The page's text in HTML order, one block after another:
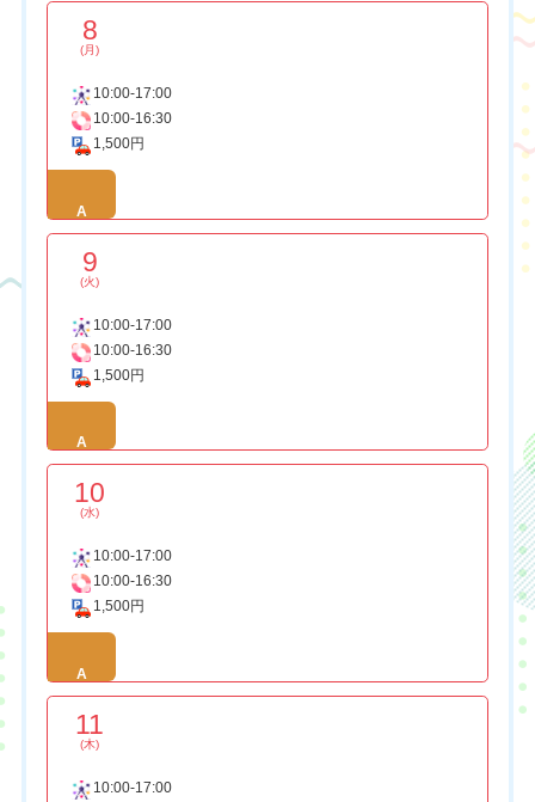
8
(月)
10:00-17:00
10:00-16:30
1,500円
A
9
(火)
10:00-17:00
10:00-16:30
1,500円
A
10
(水)
10:00-17:00
10:00-16:30
1,500円
A
11
(木)
10:00-17:00